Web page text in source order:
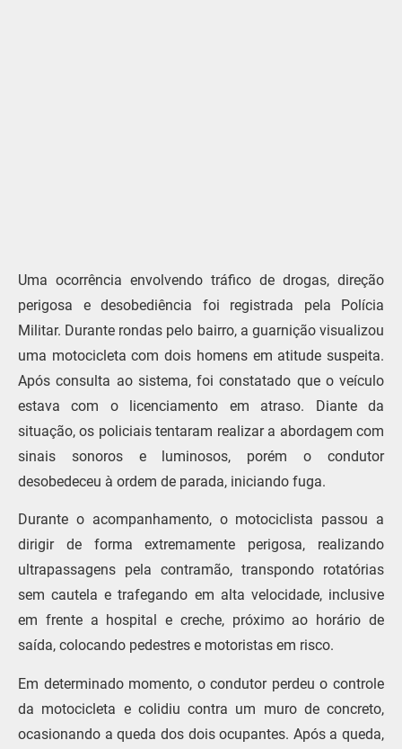
Uma ocorrência envolvendo tráfico de drogas, direção
perigosa e desobediência foi registrada pela Polícia
Militar. Durante rondas pelo bairro, a guarnição visualizou
uma motocicleta com dois homens em atitude suspeita.
Após consulta ao sistema, foi constatado que o veículo
estava com o licenciamento em atraso. Diante da
situação, os policiais tentaram realizar a abordagem com
sinais sonoros e luminosos, porém o condutor
desobedeceu à ordem de parada, iniciando fuga.
Durante o acompanhamento, o motociclista passou a
dirigir de forma extremamente perigosa, realizando
ultrapassagens pela contramão, transpondo rotatórias
sem cautela e trafegando em alta velocidade, inclusive
em frente a hospital e creche, próximo ao horário de
saída, colocando pedestres e motoristas em risco.
Em determinado momento, o condutor perdeu o controle
da motocicleta e colidiu contra um muro de concreto,
ocasionando a queda dos dois ocupantes. Após a queda,